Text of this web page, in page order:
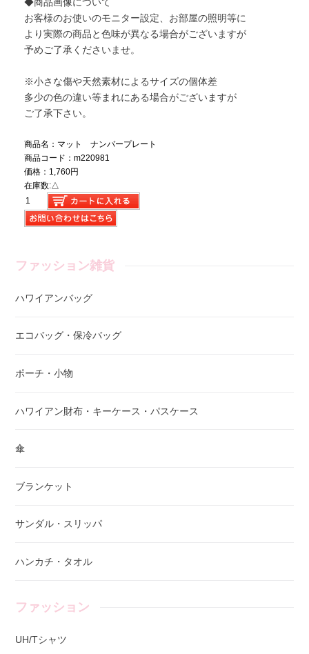
お客様のお使いのモニター設定、お部屋の照明等に
より実際の商品と色味が異なる場合がございますが
予めご了承くださいませ。
※小さな傷や天然素材によるサイズの個体差
多少の色の違い等まれにある場合がございますが
ご了承下さい。
商品名：マット ナンバープレート
商品コード：m220981
価格：1,760円
在庫数:△
ファッション雑貨
ハワイアンバッグ
エコバッグ・保冷バッグ
ポーチ・小物
ハワイアン財布・キーケース・パスケース
傘
ブランケット
サンダル・スリッパ
ハンカチ・タオル
ファッション
UH/Tシャツ